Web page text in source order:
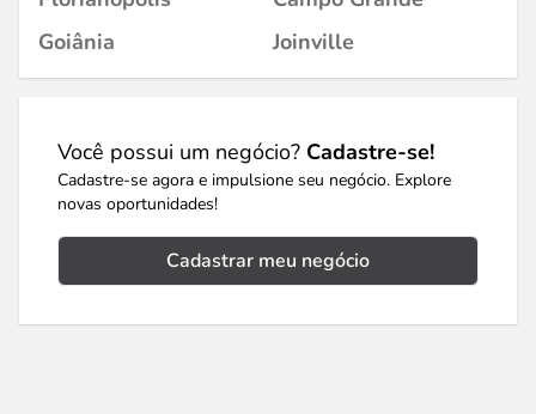
Goiânia
Joinville
Você possui um negócio? Cadastre-se!
Cadastre-se agora e impulsione seu negócio. Explore
novas oportunidades!
Cadastrar meu negócio